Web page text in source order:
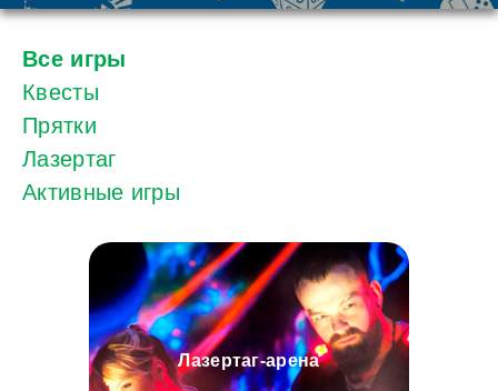
Все игры
Квесты
Прятки
Лазертаг
Активные игры
Лазертаг-арена